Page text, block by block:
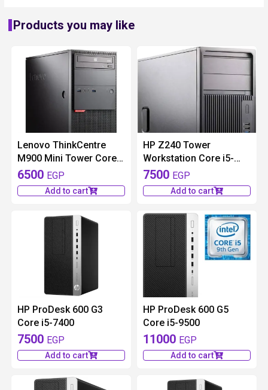
Products you may like
Lenovo ThinkCentre
M900 Mini Tower Core
i5-6500U
6500 EGP
Add to cart
HP Z240 Tower
Workstation Core i5-
6500
7500 EGP
Add to cart
HP ProDesk 600 G3
Core i5-7400
7500 EGP
Add to cart
HP ProDesk 600 G5
Core i5-9500
11000 EGP
Add to cart